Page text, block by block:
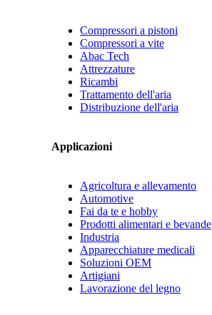
Compressori a pistoni
Compressori a vite
Abac Tech
Attrezzature
Ricambi
Trattamento dell'aria
Distribuzione dell'aria
Applicazioni
Agricoltura e allevamento
Automotive
Fai da te e hobby
Prodotti alimentari e bevande
Industria
Apparecchiature medicali
Soluzioni OEM
Artigiani
Lavorazione del legno